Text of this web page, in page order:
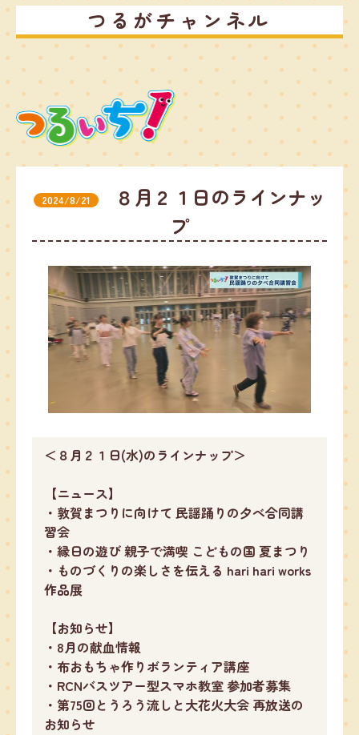
つるがチャンネル
2024/8/21
８月２１日のラインナッ
プ
＜８月２１日(水)のラインナップ＞
【ニュース】
・敦賀まつりに向けて 民謡踊りの夕べ合同講
習会
・縁日の遊び 親子で満喫 こどもの国 夏まつり
・ものづくりの楽しさを伝える hari hari works
作品展
【お知らせ】
・8月の献血情報
・布おもちゃ作りボランティア講座
・RCNバスツアー型スマホ教室 参加者募集
・第75回とうろう流しと大花火大会 再放送の
お知らせ